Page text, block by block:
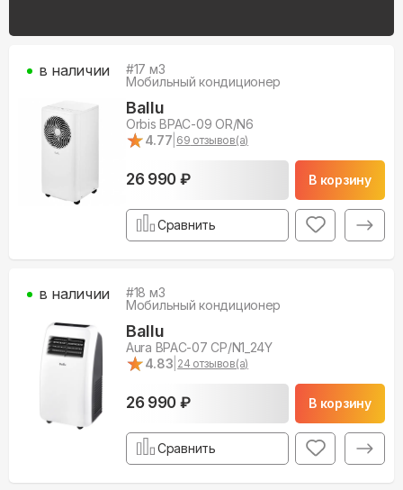
#17 м3
Мобильный кондиционер
Ballu
Orbis BPAC-09 OR/N6
★
★4.77 69 отзывов(а)
26 990 ₽ В корзину
в наличии
Сравнить
#18 м3
Мобильный кондиционер
Ballu
Aura BPAC-07 CP/N1_24Y
★
★4.83 24 отзывов(а)
26 990 ₽ В корзину
в наличии
Сравнить